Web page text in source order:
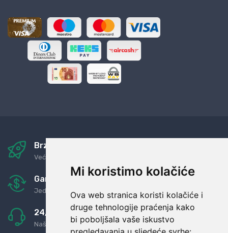
Mi koristimo kolačiće
Ova web stranica koristi kolačiće i
druge tehnologije praćenja kako
bi poboljšala vaše iskustvo
Brza i sigurna dostava
Već za nekoliko dana kod vas
Garancija u povrat novaca
Jednostavno pravilo: Roba za novac
24/7 odlična podrška
Naši agenti uvijek na raspolaganju